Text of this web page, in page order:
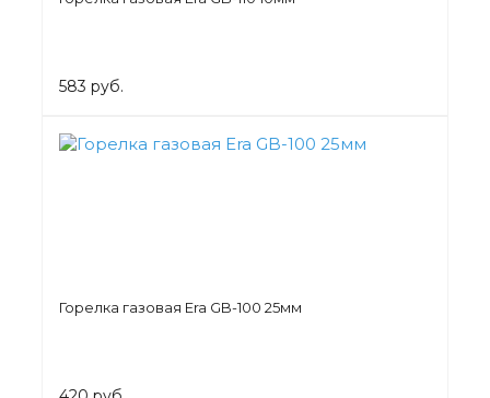
583 руб.
Горелка газовая Era GB-100 25мм